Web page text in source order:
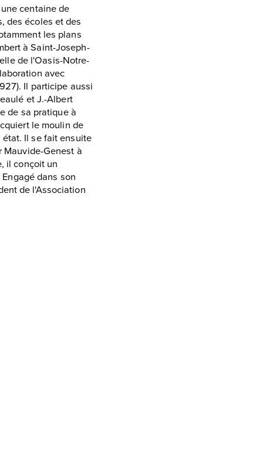
centaine de
des écoles et des
les plans
à Saint-Joseph-
de l'Oasis-Notre-
avec
Il participe aussi
et J.-Albert
de sa pratique à
le moulin de
état. Il se fait ensuite
Genest à
il conçoit un
dans son
de l'Association